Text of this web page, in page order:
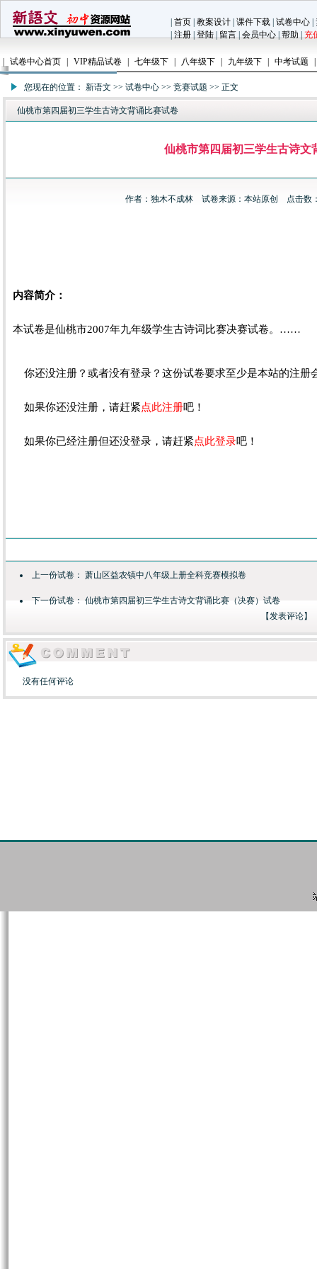
首页 教案设计 课件下载 试卷中心
注册 登陆 留言 会员中心 帮助 充
试卷中心首页 VIP精品试卷 七年级下 八年级下 九年级下 中考试题
您现在的位置： 新语文 >> 试卷中心 >> 竞赛试题 >> 正文
仙桃市第四届初三学生古诗文背诵比赛试卷
仙桃市第四届初三学生古诗文
作者： 独木不成林试卷来源：本站原创 点击数
内容简介：
本试卷是仙桃市2007年九年级学生古诗词比赛决赛试卷。……
你还没注册？或者没有登录？这份试卷要求至少是本站的注册
如果你还没注册，请赶紧点此注册吧！
如果你已经注册但还没登录，请赶紧点此登录吧！
上一份试卷： 萧山区益农镇中八年级上册全科竞赛模拟卷
下一份试卷： 仙桃市第四届初三学生古诗文背诵比赛（决赛）试卷
【发表评论】
没有任何评论